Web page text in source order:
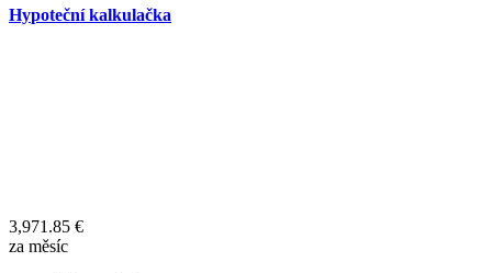
Hypoteční kalkulačka
3,971.85 €
za měsíc